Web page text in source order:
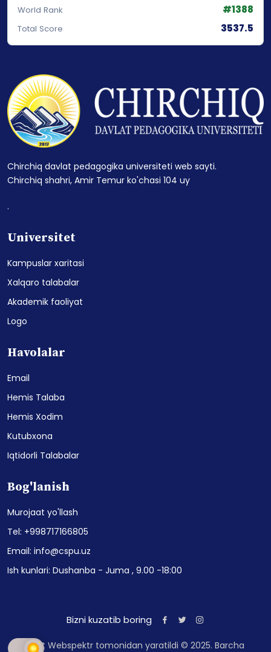
World Rank #1388
Total Score 3537.5
Chirchiq davlat pedagogika universiteti web sayti.
Chirchiq shahri, Amir Temur ko'chasi 104 uy
.
Universitet
Kampuslar xaritasi
Xalqaro talabalar
Akademik faoliyat
Logo
Havolalar
Email
Hemis Talaba
Hemis Xodim
Kutubxona
Iqtidorli Talabalar
Bog'lanish
Murojaat yo'llash
Tel: +998717166805
Email: info@cspu.uz
Ish kunlari: Dushanba - Juma , 9.00 -18:00
Bizni kuzatib boring
Sayt Webspektr tomonidan yaratildi © 2025. Barcha